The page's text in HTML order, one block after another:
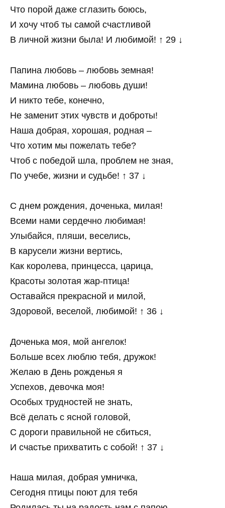
Что порой даже сглазить боюсь,
И хочу чтоб ты самой счастливой
В личной жизни была! И любимой! ↑ 29 ↓
Папина любовь – любовь земная!
Мамина любовь – любовь души!
И никто тебе, конечно,
Не заменит этих чувств и доброты!
Наша добрая, хорошая, родная –
Что хотим мы пожелать тебе?
Чтоб с победой шла, проблем не зная,
По учебе, жизни и судьбе! ↑ 37 ↓
С днем рождения, доченька, милая!
Всеми нами сердечно любимая!
Улыбайся, пляши, веселись,
В карусели жизни вертись,
Как королева, принцесса, царица,
Красоты золотая жар-птица!
Оставайся прекрасной и милой,
Здоровой, веселой, любимой! ↑ 36 ↓
Доченька моя, мой ангелок!
Больше всех люблю тебя, дружок!
Желаю в День рожденья я
Успехов, девочка моя!
Особых трудностей не знать,
Всё делать с ясной головой,
С дороги правильной не сбиться,
И счастье прихватить с собой! ↑ 37 ↓
Наша милая, добрая умничка,
Сегодня птицы поют для тебя